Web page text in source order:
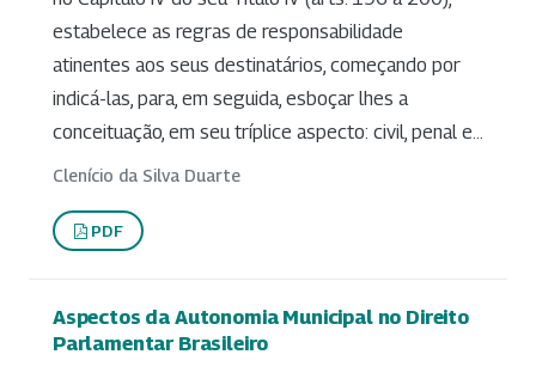
estabelece as regras de responsabilidade
atinentes aos seus destinatários, começando por
indicá-las, para, em seguida, esboçar lhes a
conceituação, em seu tríplice aspecto: civil, penal e...
Clenício da Silva Duarte
PDF
Aspectos da Autonomia Municipal no Direito
Parlamentar Brasileiro